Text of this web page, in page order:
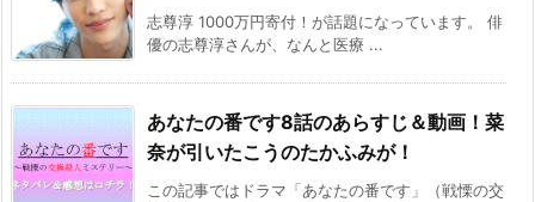
志尊淳 1000万円寄付！が話題になっています。 俳
優の志尊淳さんが、なんと医療 ...
あなたの番です8話のあらすじ＆動画！菜
奈が引いたこうのたかふみが！
この記事ではドラマ「あなたの番です」（戦慄の交